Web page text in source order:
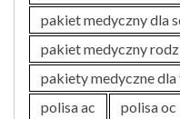
pakiet medyczny dla
pakiet medyczny
pakiety medyczne
polisa ac
polisa oc